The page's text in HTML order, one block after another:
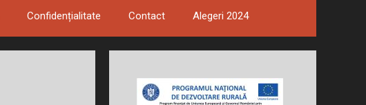
Confidențialitate Contact Alegeri 2024